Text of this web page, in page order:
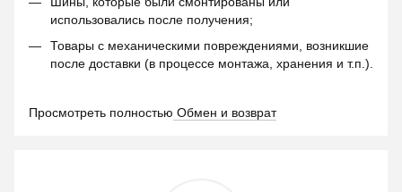
использовались после получения;
Товары с механическими повреждениями, возникшие
после доставки (в процессе монтажа, хранения и т.п.).
Просмотреть полностью Обмен и возврат